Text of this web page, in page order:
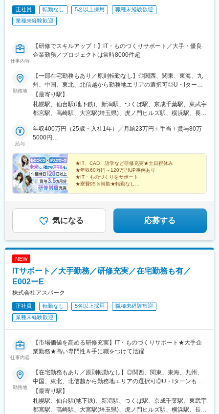
府)、山ノ内駅(京都府)、京都駅、竹田駅(京都府)、長岡京駅、三宮
駅(神戸市営)、三ノ宮駅、御崎公園駅、和田岬駅、滝の茶屋駅、塚
町駅、西黒崎駅、小倉駅(福岡県)、熊本駅、呉服町駅(福岡県)、さ
っぽろ駅、蒲田駅、表参道駅、新宿三丁目駅、都庁前駅、大崎広
上野駅、小川町駅(東京都)、水道橋駅、竹橋駅、新御茶ノ水駅、神
保町駅、麹町駅、銀座一丁目駅、銀座駅、京橋駅(東京都)、茅場町
駅、宝町駅(東京都)、高田馬場駅、向原駅(東京都)、中野新橋駅、
後楽園駅、赤坂見附駅、品川駅、台場駅、虎ノ門駅、新橋駅、六
本木駅、八丁畷駅、鹿島田駅、武蔵小杉駅、藤沢駅、鶴見駅、桜
木町駅、星川駅、朝霞台駅、北与野駅、千葉中央駅、京成西船
駅、船橋駅、第一通り駅、新浜松駅、草薙駅(東海道本線)、新静岡
駅、近鉄名古屋駅、丸の内駅(愛知県)、栄町駅(愛知県)、今池駅(愛
知県)、大阪梅田駅(阪神線)、東三国駅、野田阪神駅、ドーム前千
駅(京都市営)、東寺駅、西大路御池駅、くいな橋駅、神戸三宮駅
(阪急・神戸高速)、塚口駅(福知山線)、高松築港駅、栗林駅、袋町
駅、胡町駅、岡山駅前駅、天神駅、西鉄福岡駅、黒崎駅前駅、平
和通駅、熊本駅前駅、祇園駅(福岡県)、三越前駅、新宿駅(東京メ
トロ)、参宮橋駅、西新宿五丁目駅、浅草橋駅、田原町駅(東京
比谷駅、築地市場駅、人形町駅、面影橋駅、東池袋四丁目駅、春
日駅(東京都)、溜池山王駅、泉岳寺駅、芝公園駅、お台場海浜公園
駅、内幸町駅、六本木一丁目駅、高島町駅、京急川崎駅、柳小路
駅、国道駅、馬車道駅、神奈川駅、栄町駅(千葉県)、県立美術館前
駅、日吉町駅、名鉄名古屋駅、国際センター駅、久屋大通駅、車
恵美須町駅、京都河原町駅、十条駅(京都市営)、西大路三条駅、三
宮駅(神戸新交通)、今橋駅、立町駅、田町駅(岡山県)、熊西駅、旦
過駅、二本木口駅、櫛田神社前駅
正社員 転勤なし 5名以上採用
職種未経験歓迎
業種未経験歓迎
仕事内容
【研修でスキルアップ！】IT・ものづくりサポート／大手・優良
企業勤務／プロジェクトは常時8000件超
勤務地
【一部在宅勤務もあり／原則転勤なし】◎関西、関東、東海、九
州、中国、東北、北信越から勤務地エリアの選択可◎U・Iターン
も歓迎！（引越し代全額負担・家賃95％補助など制度完備）■関
西エリア（大阪、京都、兵庫、奈良、和歌山、滋賀）■関東エリア
（東京、神奈川、千葉、埼玉、栃木、茨城、群馬など）■東海エリ
中国エリア（広島、岡山、愛媛など）■東北エリア（宮城、福島な
ど）■北信越エリア（石川、福井、富山、新潟、長野など）のプロ
モート案件あり）◎転居を伴う転勤は、基本的には本人が希望す
る場合以外ありません※受動喫煙防止対策：オフィス内全面禁煙
【最寄り駅】
札幌駅、仙台駅(地下鉄)、新潟駅、つくば駅、京成千葉駅、東武宇
都宮駅、高崎駅、大宮駅(埼玉県)、虎ノ門ヒルズ駅、横浜駅、長野
線)、インテック本社前駅、烏丸駅、三宮駅(神戸新交通)、山陽姫
路駅、岡山駅、八丁堀駅(広島県)、高松駅(香川県)、天神駅、花畑
尾駅、水島駅、通津駅、福山駅、岩国駅、可部駅、横川駅(広島
県)、東広島駅、山西駅、本町六丁目駅、金川駅、東野駅(京都
府)、東山・おかでんミュージアム駅、衣山駅、山麓駅(皿倉山)、
堺筋本町駅、鷹野橋駅、堺駅、比治山下駅、広域公園前駅、横川
一丁目駅、錦糸町駅、検見川浜駅、本町駅、津守駅、中野東駅、
六本木駅、伊予大洲駅、福駅、芦原橋駅、桃山駅、野田阪神駅、
東比恵駅、渡辺橋駅、淀屋橋駅、鶴崎駅、西小倉駅、二島駅、今
羽駅、峰駅、陸前落合駅、センター南駅、北四番丁駅、稲永駅、
岡本駅(栃木県)、笠寺駅、村井駅、茅野駅、本山駅(愛知県)、さが
み野駅、小俣駅(栃木県)、新前橋駅、群馬藤岡駅、本庄駅、垂井
駅、松江駅、伊賀屋駅、弥生が丘駅、宮崎駅、南鹿児島駅、さっ
ぽろ駅、青葉通一番町駅、千葉駅、虎ノ門駅、神奈川駅、市役所
神戸三宮駅(阪神)、姫路駅、岡山駅前駅、胡町駅、高松築港駅、天
神南駅、辛島町駅、南公園駅、湊川駅、小路駅、常盤駅(岡山県)、
(地下鉄)、六本木一丁目駅、ＪＲ難波駅、観月橋駅、海老江駅、中
之島駅、なにわ橋駅、甘木駅(甘木鉄道線)、住之江公園駅、上前津
駅、久屋大通駅、平沼橋駅、国道駅、蒔田駅、赤羽岩淵駅、セン
ター北駅、勾当台公園駅、本笠寺駅、自由ケ丘駅(愛知県)、出島
駅、北１２条駅、あおば通駅、新千葉駅、神谷町駅、新高島駅、
日吉町駅、新浜松駅、名鉄名古屋駅、梅田駅(地下鉄)、富山駅、京
給与
年収400万円（25歳・入社1年）／月給23万円＋手当＋賞与80万
5000円
5000円
★IT、CAD、語学など研修充実★土日祝休み
★年収60万円～120万円UP事例あり
★IT・ものづくりをサポート
★寮費95％補助★転勤なし
気になる 応募する
NEW
ITサポート／大手勤務／研修充実／在宅勤務も有／
E002ーE
株式会社アスパーク
正社員 転勤なし 5名以上採用
職種未経験歓迎
業種未経験歓迎
仕事内容
【市場価値を高める研修充実】IT・ものづくりサポート★大手企
業勤務★高い専門性＆手に職をつけて活躍
勤務地
【在宅勤務もあり／原則転勤なし】◎関西、関東、東海、九州、
中国、東北、北信越から勤務地エリアの選択可◎U・Iターンも歓
迎！（引越し代全額負担・家賃95％補助など制度完備）■関西エ
リア（大阪、京都、兵庫、奈良、和歌山、滋賀）■関東エリア（東
京、神奈川、千葉、埼玉、栃木、茨城、群馬など）■東海エリア
【最寄り駅】
札幌駅、仙台駅(地下鉄)、新潟駅、つくば駅、京成千葉駅、東武宇
都宮駅、高崎駅、大宮駅(埼玉県)、虎ノ門ヒルズ駅、横浜駅、長野